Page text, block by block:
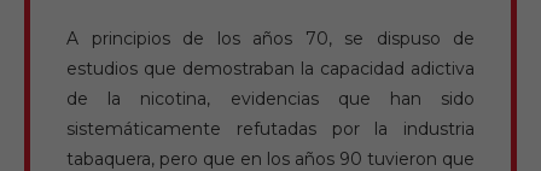
A principios de los años 70, se dispuso de
estudios que demostraban la capacidad adictiva
de la nicotina, evidencias que han sido
sistemáticamente refutadas por la industria
tabaquera, pero que en los años 90 tuvieron que